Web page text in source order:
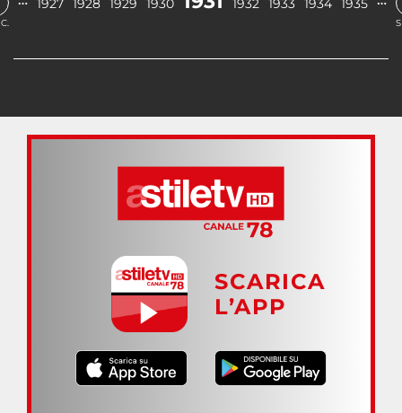
1927 1928 1929 1930 1932 1933 1934 1935
SCARICA
L’APP